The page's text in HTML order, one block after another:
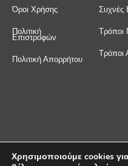
Όροι Χρήσης
Πολιτική
Επιστροφών
Πολιτική Απορρήτου
Συχνές
Τρόποι
Τρόποι
Χρησιμοποιούμε cookies